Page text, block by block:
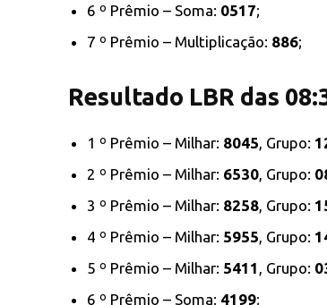
6 º Prêmio – Soma: 0517;
7 º Prêmio – Multiplicação: 886;
Resultado LBR das
1 º Prêmio – Milhar: 8045, Grupo:
2 º Prêmio – Milhar: 6530, Grupo:
3 º Prêmio – Milhar: 8258, Grupo:
4 º Prêmio – Milhar: 5955, Grupo:
5 º Prêmio – Milhar: 5411 , Grupo:
6 º Prêmio – Soma: 4199;